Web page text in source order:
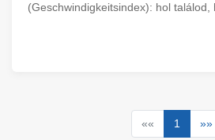
(Geschwindigkeitsindex): hol találod,
«« 1 »»